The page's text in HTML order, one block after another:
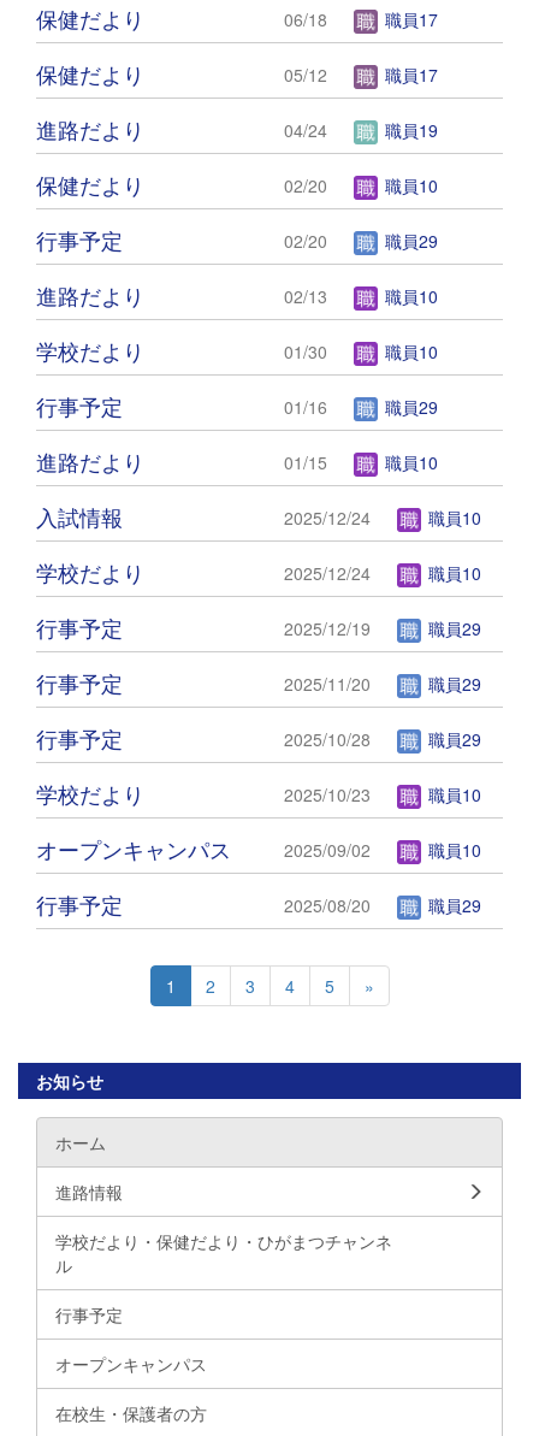
保健だより 06/18 職員17
保健だより 05/12 職員17
進路だより 04/24 職員19
保健だより 02/20 職員10
行事予定 02/20 職員29
進路だより 02/13 職員10
学校だより 01/30 職員10
行事予定 01/16 職員29
進路だより 01/15 職員10
入試情報 2025/12/24 職員10
学校だより 2025/12/24 職員10
行事予定 2025/12/19 職員29
行事予定 2025/11/20 職員29
行事予定 2025/10/28 職員29
学校だより 2025/10/23 職員10
オープンキャンパス 2025/09/02 職員10
行事予定 2025/08/20 職員29
1 2 3 4 5 »
お知らせ
ホーム
進路情報
学校だより・保健だより・ひがまつチャンネ
ル
行事予定
オープンキャンパス
在校生・保護者の方